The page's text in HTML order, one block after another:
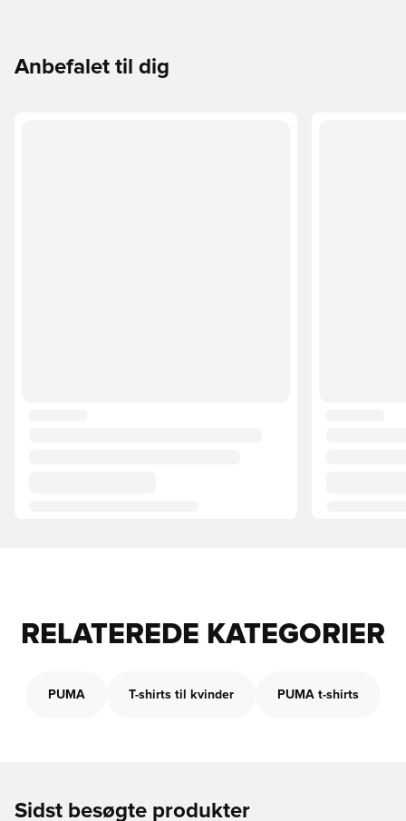
Anbefalet til dig
RELATEREDE KATEGORIER
PUMA T-shirts til kvinder PUMA t-shirts
Sidst besøgte produkter